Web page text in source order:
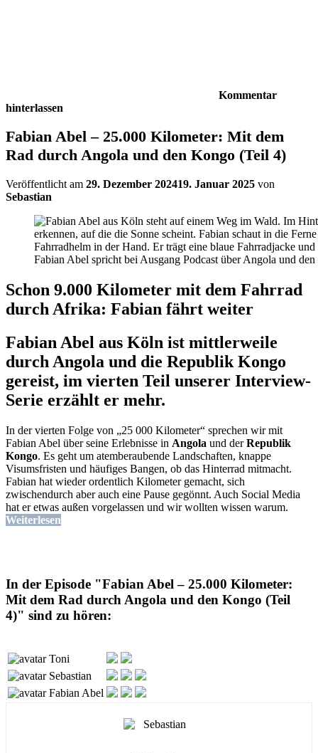
Kommentar
hinterlassen
Fabian Abel – 25.000 Kilometer: Mit dem
Rad durch Angola und den Kongo (Teil 4)
Veröffentlicht am 29. Dezember 202419. Januar 2025 von
Sebastian
Fabian Abel spricht bei Ausgang Podcast über Angola und
Schon 9.000 Kilometer mit dem Fahrrad
durch Afrika: Fabian fährt weiter
Fabian Abel aus Köln ist mittlerweile
durch Angola und die Republik Kongo
gereist, im vierten Teil unserer Interview-
Serie erzählt er mehr.
In der vierten Folge von „25 000 Kilometer“ sprechen wir mit
Fabian Abel über seine Erlebnisse in Angola und derRepublik
Kongo. Es geht um atemberaubende Landschaften, knappe
Visumsfristen und häufiges Bangen, ob das Hinterrad mitmacht.
Fabian hat wieder ordentlich Kilometer gemacht, sich
zwischendurch aber auch eine Pause gegönnt. Auch Social Media
hat er etwas außen vorgelassen und wir wollten wissen warum.
Weiterlesen
In der Episode "Fabian Abel – 25.000 Kilometer:
Mit dem Rad durch Angola und den Kongo (Teil
4)" sind zu hören:
Toni
Sebastian
Fabian Abel